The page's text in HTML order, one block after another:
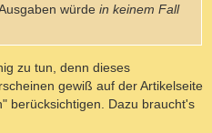
würde in keinem Fall
zu tun, denn dieses
gewiß auf der Artikelseite
berücksichtigen. Dazu braucht's